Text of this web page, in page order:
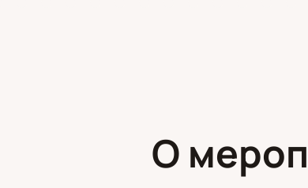
О